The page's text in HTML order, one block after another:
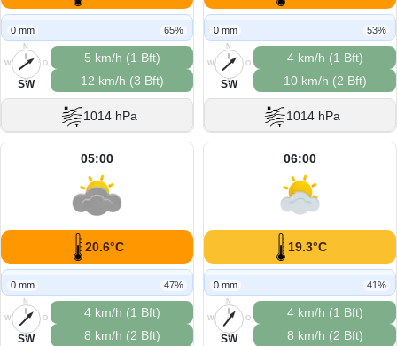
0 mm 65%
N
O
S
W
SW
5 km/h (1 Bft)
12 km/h (3 Bft)
1014 hPa
0 mm 53%
N
O
S
W
SW
4 km/h (1 Bft)
10 km/h (2 Bft)
1014 hPa
05:00
20.6°C
0 mm 47%
N
O
S
W
SW
4 km/h (1 Bft)
8 km/h (2 Bft)
06:00
19.3°C
0 mm 41%
N
O
S
W
SW
4 km/h (1 Bft)
8 km/h (2 Bft)